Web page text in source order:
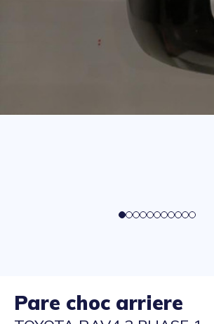
Pare choc arriere